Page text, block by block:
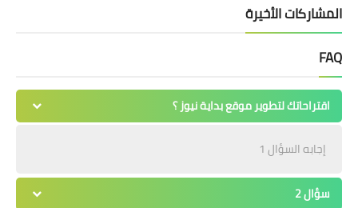
المشاركات الأخيرة
FAQ
اقتراحاتك لتطوير موقع بداية نيوز ؟
إجابه السؤال 1
سؤال 2